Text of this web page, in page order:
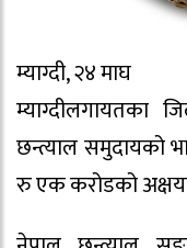
म्याग्दी, २४ माघ
म्याग्दीलगायतका
छन्त्याल समुदायको
रु एक करोडको